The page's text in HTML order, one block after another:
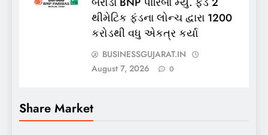
થીમેટિક ફંડના લોન્ચ દ્વારા 1200
કરોડથી વધુ એકત્ર કર્યા
BUSINESSGUJARAT.IN
August 7, 2026
0
Share Market